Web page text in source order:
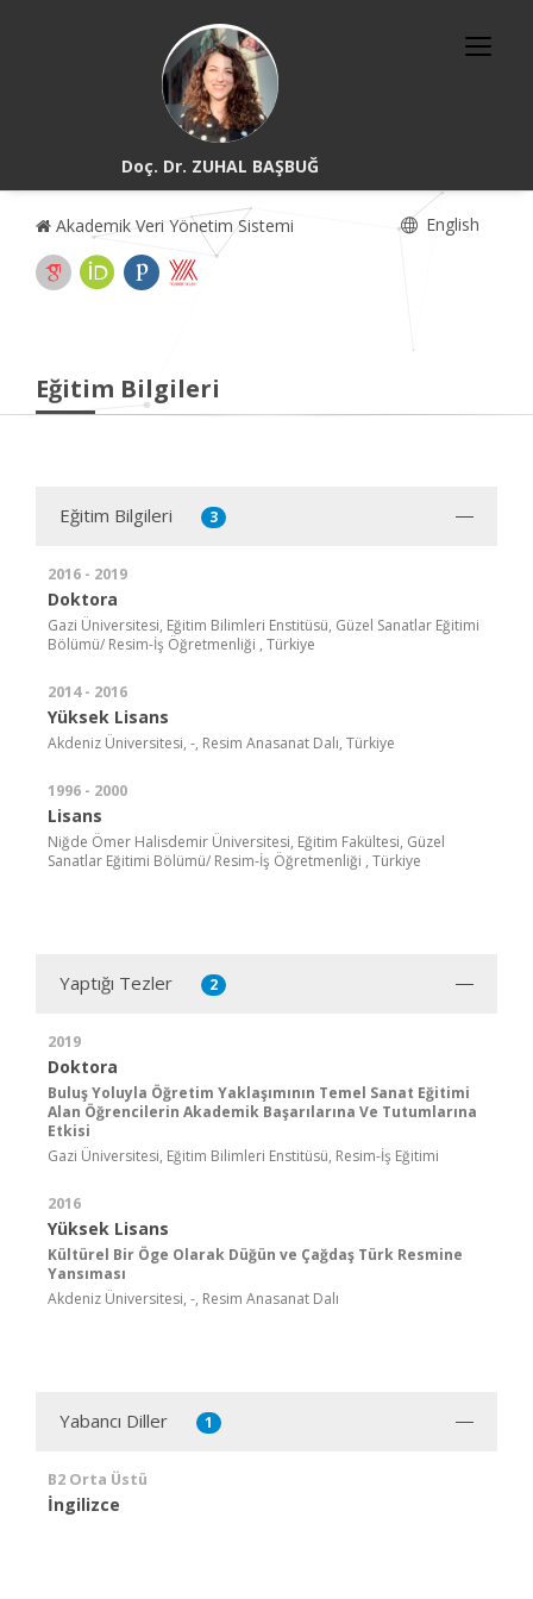
Doç. Dr. ZUHAL BAŞBUĞ
Akademik Veri Yönetim Sistemi English
Eğitim Bilgileri
Eğitim Bilgileri 3
2016 - 2019
Doktora
Gazi Üniversitesi, Eğitim Bilimleri Enstitüsü, Güzel Sanatlar Eğitimi
Bölümü/ Resim-İş Öğretmenliği , Türkiye
2014 - 2016
Yüksek Lisans
Akdeniz Üniversitesi, -, Resim Anasanat Dalı, Türkiye
1996 - 2000
Lisans
Niğde Ömer Halisdemir Üniversitesi, Eğitim Fakültesi, Güzel
Sanatlar Eğitimi Bölümü/ Resim-İş Öğretmenliği , Türkiye
Yaptığı Tezler 2
2019
Doktora
Buluş Yoluyla Öğretim Yaklaşımının Temel Sanat Eğitimi
Alan Öğrencilerin Akademik Başarılarına Ve Tutumlarına
Etkisi
Gazi Üniversitesi, Eğitim Bilimleri Enstitüsü, Resim-İş Eğitimi
2016
Yüksek Lisans
Kültürel Bir Öge Olarak Düğün ve Çağdaş Türk Resmine
Yansıması
Akdeniz Üniversitesi, -, Resim Anasanat Dalı
Yabancı Diller 1
B2 Orta Üstü
İngilizce